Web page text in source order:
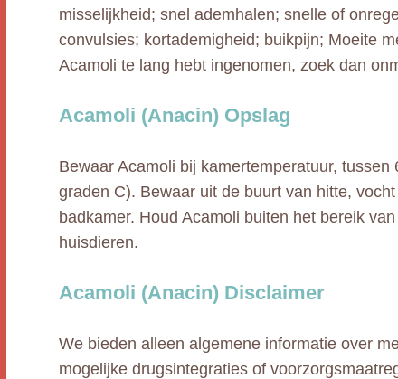
misselijkheid; snel ademhalen; snelle of
convulsies; kortademigheid; buikpijn; Moeite
Acamoli te lang hebt ingenomen, zoek dan
Acamoli (Anacin) Opslag
Bewaar Acamoli bij kamertemperatuur,
graden C). Bewaar uit de buurt van hitte,
badkamer. Houd Acamoli buiten het bereik
huisdieren.
Acamoli (Anacin) Disclaimer
We bieden alleen algemene informatie over
mogelijke drugsintegraties of